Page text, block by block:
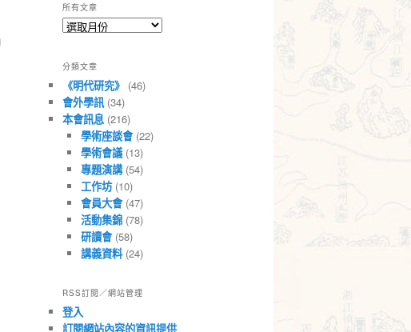
所有文章
所
章
分類文章
《明代研究》 (46)
會外學訊 (34)
本會訊息 (216)
學術座談會(22)
學術會議(13)
專題演講(54)
工作坊(10)
會員大會(47)
活動集錦(78)
研讀會(58)
講義資料(24)
RSS訂閱／網站管理
登入
訂閱網站內容的資訊提供